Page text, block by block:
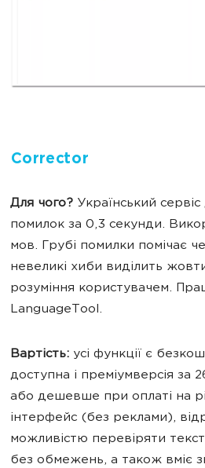
Corrector
Для чого? Український
помилок за 0,3 секунди.
мов. Грубі помилки помічає
невеликі хиби виділить
розуміння користувачем.
LanguageTool.
Вартість: усі функції є
доступна і преміумверсія за
або дешевше при оплаті на
інтерфейс (без реклами),
можливістю перевіряти
без обмежень, а також вміє